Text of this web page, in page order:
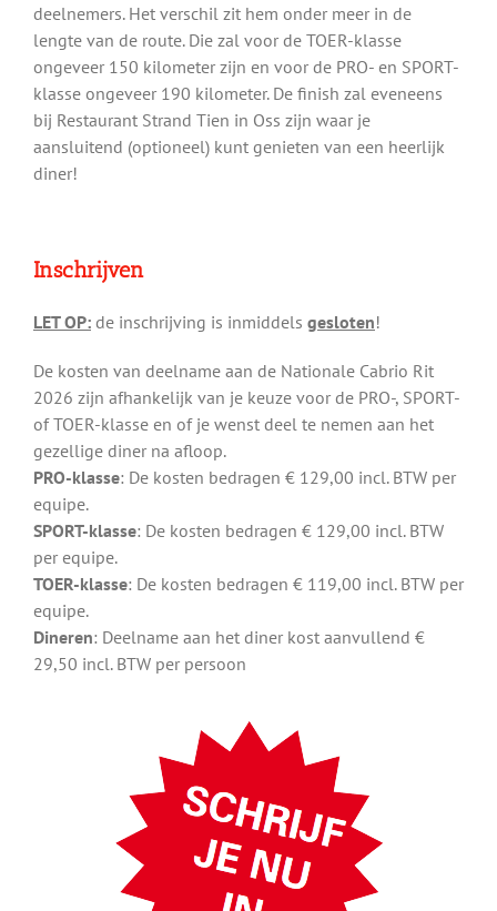
deelnemers. Het verschil zit hem onder meer in de
lengte van de route. Die zal voor de TOER-klasse
ongeveer 150 kilometer zijn en voor de PRO- en SPORT-
klasse ongeveer 190 kilometer. De finish zal eveneens
bij Restaurant Strand Tien in Oss zijn waar je
aansluitend (optioneel) kunt genieten van een heerlijk
diner!
Inschrijven
LET OP: de inschrijving is inmiddels gesloten!
De kosten van deelname aan de Nationale Cabrio Rit
2026 zijn afhankelijk van je keuze voor de PRO-, SPORT-
of TOER-klasse en of je wenst deel te nemen aan het
gezellige diner na afloop.
PRO-klasse: De kosten bedragen € 129,00 incl. BTW per
equipe.
SPORT-klasse: De kosten bedragen € 129,00 incl. BTW
per equipe.
TOER-klasse: De kosten bedragen € 119,00 incl. BTW per
equipe.
Dineren: Deelname aan het diner kost aanvullend €
29,50 incl. BTW per persoon